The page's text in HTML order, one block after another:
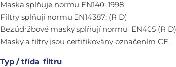
Maska splňuje normu EN140: 1998
Filtry splňují normu EN14387: (R D)
Bezúdržbové masky splňují normu EN405 (R D)
Masky a filtry jsou certifikovány označením CE.
Typ / třída filtru